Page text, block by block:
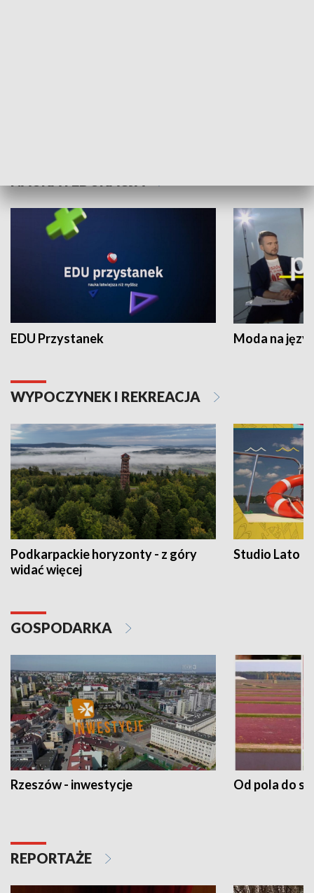
EDU Przystanek Moda na
WYPOCZYNEK I REKREACJA
Podkarpackie horyzonty - z góry
widać więcej
Studio Lato
GOSPODARKA
Rzeszów - inwestycje Od pola do
REPORTAŻE